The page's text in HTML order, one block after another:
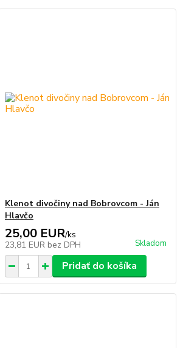
Klenot divočiny nad Bobrovcom - Ján
Hlavčo
25,00 EUR/ks
23,81 EUR bez DPH Skladom
Pridať do košíka